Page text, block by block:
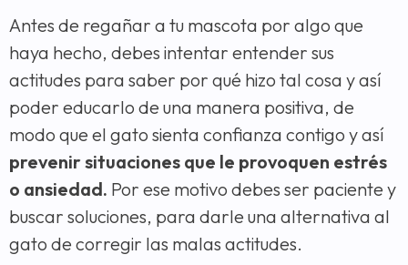
Antes de regañar a tu mascota por algo que
haya hecho, debes intentar entender sus
actitudes para saber por qué hizo tal cosa y así
poder educarlo de una manera positiva, de
modo que el gato sienta confianza contigo y así
prevenir situaciones que le provoquen estrés
o ansiedad. Por ese motivo debes ser paciente y
buscar soluciones, para darle una alternativa al
gato de corregir las malas actitudes.